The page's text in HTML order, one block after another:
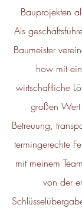
Bauprojekten
Als
Baumeister
how mit
wirtschaftliche
großen
Betreuung,
termingerechte
mit meinem
von der